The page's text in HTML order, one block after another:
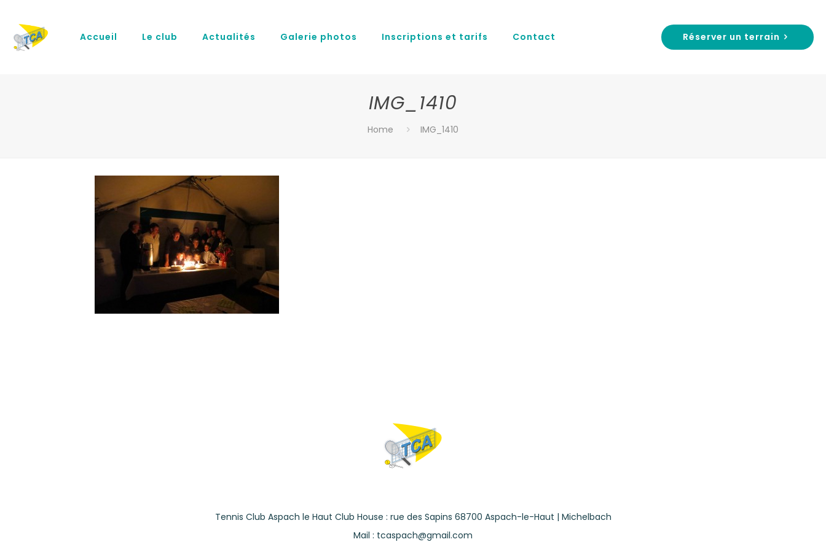
Accueil Le club Actualités Galerie photos Inscriptions et tarifs Contact Réserver un terrain
IMG_1410
Home IMG_1410
Tennis Club Aspach le Haut Club House : rue des Sapins 68700 Aspach-le-Haut | Michelbach
Mail : tcaspach@gmail.com